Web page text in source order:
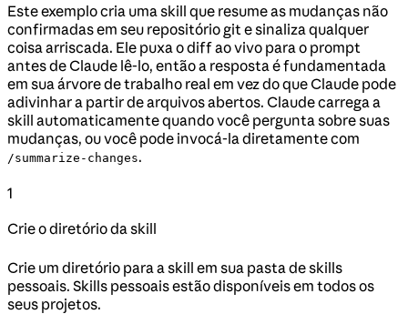
Este exemplo cria uma skill que resume as mudanças não
confirmadas em seu repositório git e sinaliza qualquer
coisa arriscada. Ele puxa o diff ao vivo para o prompt
antes de Claude lê-lo, então a resposta é fundamentada
em sua árvore de trabalho real em vez do que Claude pode
adivinhar a partir de arquivos abertos. Claude carrega a
skill automaticamente quando você pergunta sobre suas
mudanças, ou você pode invocá-la diretamente com
/summarize-changes.
1
Crie o diretório da skill
Crie um diretório para a skill em sua pasta de skills
pessoais. Skills pessoais estão disponíveis em todos os
seus projetos.